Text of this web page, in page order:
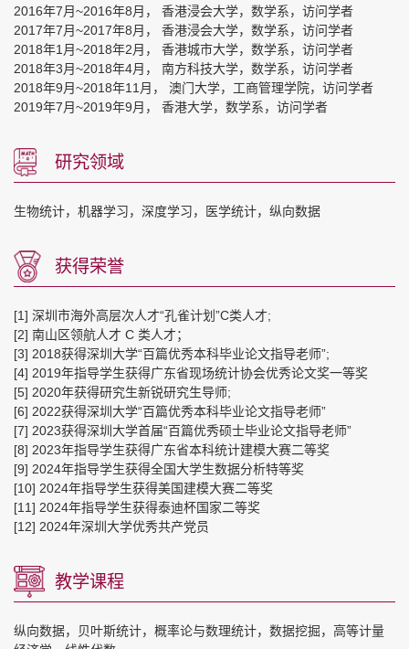
2016年7月~2016年8月， 香港浸会大学，数学系，访问学者
2017年7月~2017年8月， 香港浸会大学，数学系，访问学者
2018年1月~2018年2月， 香港城市大学，数学系，访问学者
2018年3月~2018年4月， 南方科技大学，数学系，访问学者
2018年9月~2018年11月， 澳门大学，工商管理学院，访问学者
2019年7月~2019年9月， 香港大学，数学系，访问学者
研究领域
生物统计，机器学习，深度学习，医学统计，纵向数据
获得荣誉
[1] 深圳市海外高层次人才“孔雀计划”C类人才;
[2] 南山区领航人才 C 类人才；
[3] 2018获得深圳大学“百篇优秀本科毕业论文指导老师”;
[4] 2019年指导学生获得广东省现场统计协会优秀论文奖一等奖
[5] 2020年获得研究生新锐研究生导师;
[6] 2022获得深圳大学“百篇优秀本科毕业论文指导老师”
[7] 2023获得深圳大学首届“百篇优秀硕士毕业论文指导老师”
[8] 2023年指导学生获得广东省本科统计建模大赛二等奖
[9] 2024年指导学生获得全国大学生数据分析特等奖
[10] 2024年指导学生获得美国建模大赛二等奖
[11] 2024年指导学生获得泰迪杯国家二等奖
[12] 2024年深圳大学优秀共产党员
教学课程
纵向数据，贝叶斯统计，概率论与数理统计，数据挖掘，高等计量